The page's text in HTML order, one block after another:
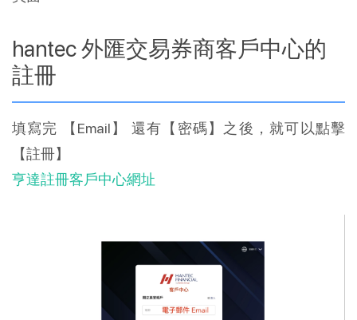
hantec 外匯交易券商客戶中心的
註冊
填寫完 【Email】 還有【密碼】之後，就可以點擊
【註冊】
亨達註冊客戶中心網址